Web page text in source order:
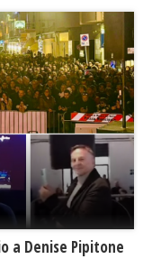
a Denise Pipitone